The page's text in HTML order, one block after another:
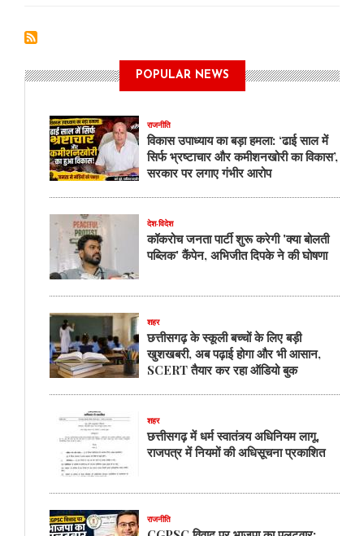
सतीशन,
मुख्यमंत्री
शपथ
POPULAR NEWS
राजनीति
विकास उपाध्याय का बड़ा हमला: ‘ढाई साल में
सिर्फ भ्रष्टाचार और कमीशनखोरी का विकास’,
सरकार पर लगाए गंभीर आरोप
देश-विदेश
कॉकरोच जनता पार्टी शुरू करेगी 'क्या बोलती
पब्लिक' कैंपेन, अभिजीत दिपके ने की घोषणा
शहर
छत्तीसगढ़ के स्कूली बच्चों के लिए बड़ी
खुशखबरी, अब पढ़ाई होगा और भी आसान,
SCERT तैयार कर रहा ऑडियो बुक
शहर
छत्तीसगढ़ में धर्म स्वातंत्र्य अधिनियम लागू,
राजपत्र में नियमों की अधिसूचना प्रकाशित
राजनीति